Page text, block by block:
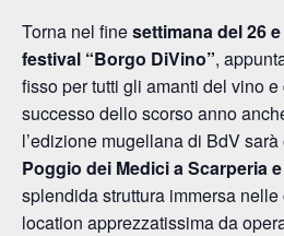
Torna nel finesettimana del 26
festival “Borgo DiVino”,
fisso per tutti gli amanti del vino
successo dello scorso anno
l’edizione mugellana di BdV
Poggio dei Medici a Scarperia
splendida struttura immersa
location apprezzatissima da